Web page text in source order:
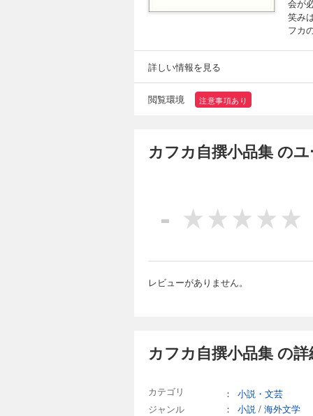
会が
笑み
フカ
詳しい情報を見る
閲覧環境 注意事項あり
カフカ自撰小品集 の
-
レビューがありません。
カフカ自撰小品集 の
カテゴリ ：
小説・文芸
ジャンル
： 小説 / 海外文学